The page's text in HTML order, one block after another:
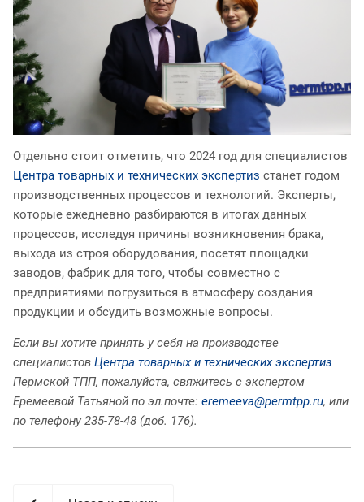
Отдельно стоит отметить, что 2024 год для специалистов
Центра товарных и технических экспертиз станет годом
производственных процессов и технологий. Эксперты,
которые ежедневно разбираются в итогах данных
процессов, исследуя причины возникновения брака,
выхода из строя оборудования, посетят площадки
заводов, фабрик для того, чтобы совместно с
предприятиями погрузиться в атмосферу создания
продукции и обсудить возможные вопросы.
Если вы хотите принять у себя на производстве
специалистов Центра товарных и технических экспертиз
Пермской ТПП, пожалуйста, свяжитесь с экспертом
Еремеевой Татьяной по эл.почте: eremeeva@permtpp.ru, или
по телефону 235-78-48 (доб. 176).